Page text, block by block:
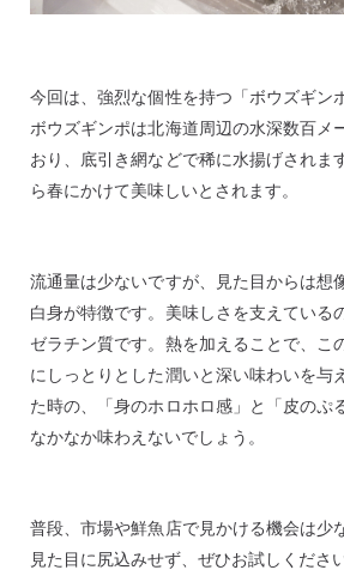
今回は、強烈な個性を持つ「ボウズギン
ボウズギンポは北海道周辺の水深数百メ
おり、底引き網などで稀に水揚げされま
ら春にかけて美味しいとされます。
流通量は少ないですが、見た目からは想
白身が特徴です。美味しさを支えている
ゼラチン質です。熱を加えることで、こ
にしっとりとした潤いと深い味わいを与
た時の、「身のホロホロ感」と「皮のぷ
なかなか味わえないでしょう。
普段、市場や鮮魚店で見かける機会は少
見た目に尻込みせず、ぜひお試しください